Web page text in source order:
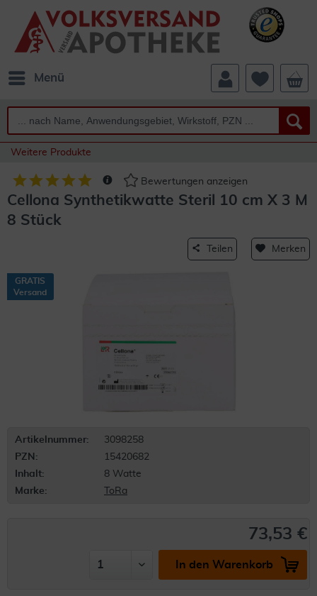
Menü
Weitere Produkte
Bewertungen anzeigen
Cellona Synthetikwatte Steril 10 cm X 3 M
8 Stück
Teilen Merken
GRATIS
Versand
Artikelnummer:
3098258
PZN:
15420682
Inhalt:
8 Watte
Marke:
ToRa
73,53 €
In den Warenkorb